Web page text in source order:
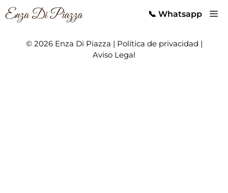
Saltar
al
📞 Whatsapp
© 2026 Enza Di Piazza | Política de privacidad |
Aviso Legal